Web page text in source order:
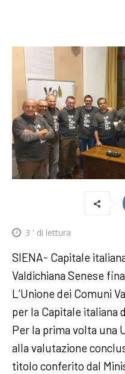
3 ' di lettura
SIENA- Capitale
Valdichiana Senese
L’Unione dei Comuni
per la Capitale italiana
Per la prima volta una
alla valutazione
titolo conferito dal